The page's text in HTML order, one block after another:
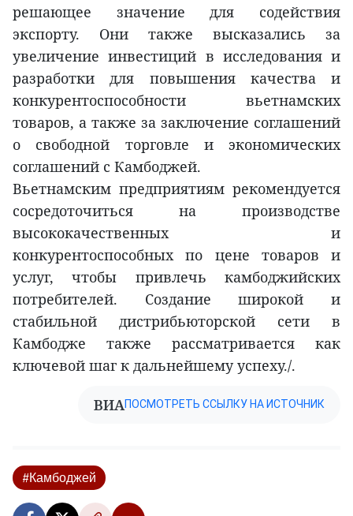
решающее значение для содействия
экспорту. Они также высказались за
увеличение инвестиций в исследования и
разработки для повышения качества и
конкурентоспособности вьетнамских
товаров, а также за заключение соглашений
о свободной торговле и экономических
соглашений с Камбоджей.
Вьетнамским предприятиям рекомендуется
сосредоточиться на производстве
высококачественных и
конкурентоспособных по цене товаров и
услуг, чтобы привлечь камбоджийских
потребителей. Создание широкой и
стабильной дистрибьюторской сети в
Камбодже также рассматривается как
ключевой шаг к дальнейшему успеху./.
ВИАПОСМОТРЕТЬ ССЫЛКУ НА ИСТОЧНИК
#Камбоджей